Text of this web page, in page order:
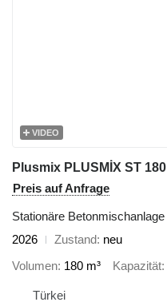
VIDEO
Plusmix PLUSMİX ST 180
Preis auf Anfrage
Stationäre Betonmischanlage
2026
Zustand neu
Volumen 180 m³ Kapazität
Türkei